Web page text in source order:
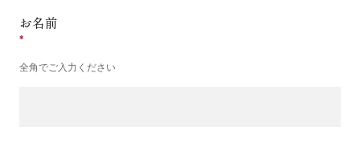
お名前
全角でご入力ください